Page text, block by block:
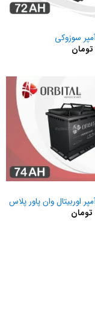
تومان
تومان